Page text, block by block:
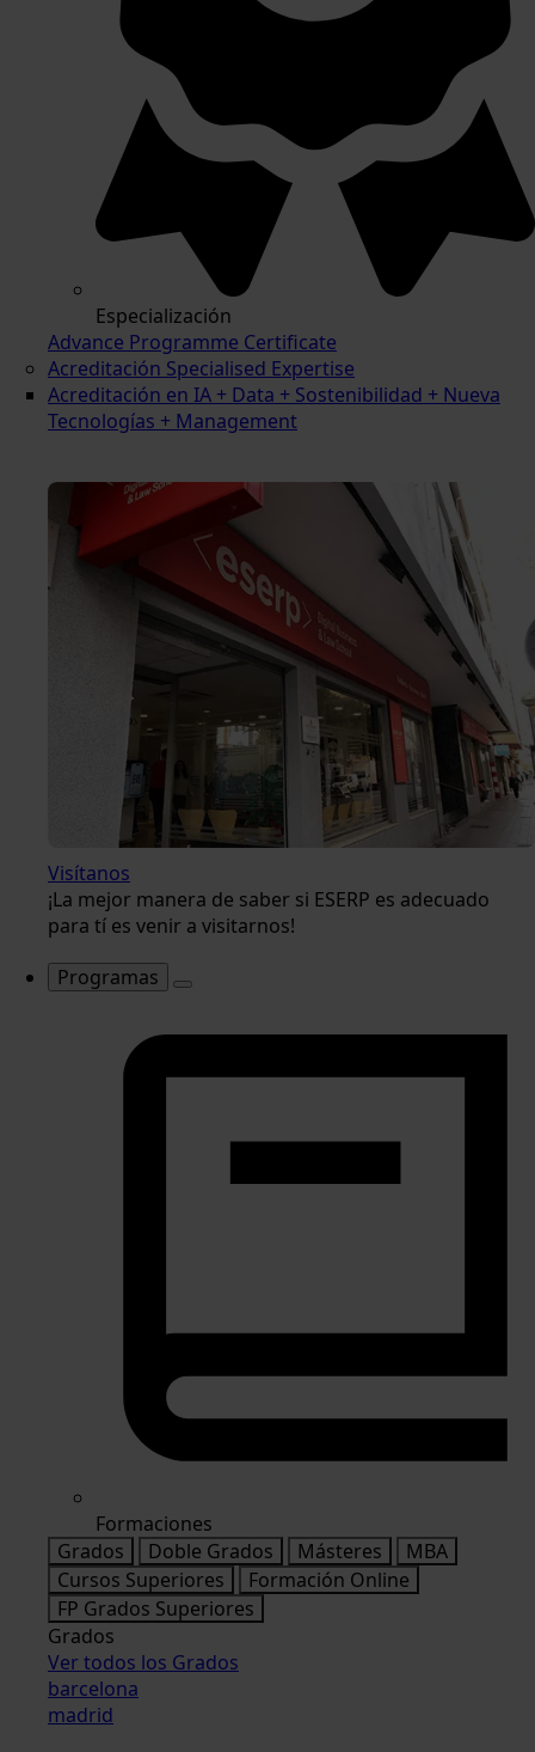
Especialización
Advance Programme Certificate
Acreditación Specialised Expertise
Acreditación en IA + Data + Sostenibilidad + Nueva
Tecnologías + Management
Visítanos
¡La mejor manera de saber si ESERP es adecuado
para tí es venir a visitarnos!
Programas
Formaciones
Grados
Doble Grados Másteres
MBA
Cursos Superiores
Formación Online
FP Grados Superiores
Grados
Ver todos los Grados
barcelona
madrid